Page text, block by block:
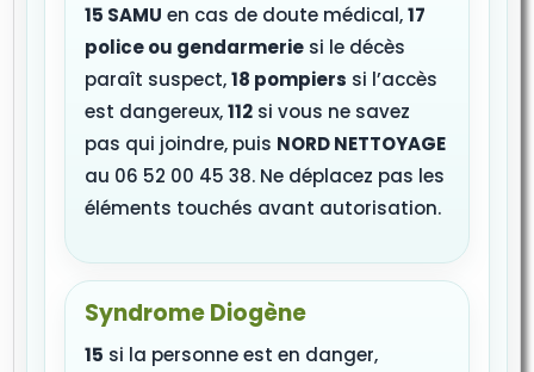
15 SAMU en cas de doute médical,17
police ou gendarmerie si le décès
paraît suspect,18 pompiers si l’accès
est dangereux,112 si vous ne savez
pas qui joindre, puis NORD NETTOYAGE
au 06 52 00 45 38. Ne déplacez pas les
éléments touchés avant autorisation.
Syndrome Diogène
15 si la personne est en danger,